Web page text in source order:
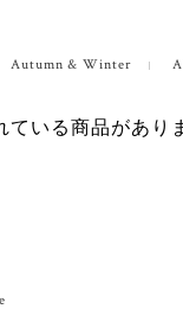
Autumn & Winter
ている商品があり